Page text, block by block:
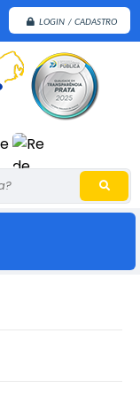
LOGIN / CADASTRO